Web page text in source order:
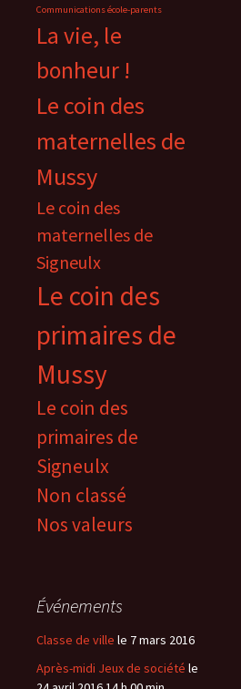
Communications école-parents
La vie, le
bonheur !
Le coin des
maternelles de
Mussy
Le coin des
maternelles de
Signeulx
Le coin des
primaires de
Mussy
Le coin des
primaires de
Signeulx
Non classé
Nos valeurs
Événements
Classe de ville le 7 mars 2016
Après-midi Jeux de société le